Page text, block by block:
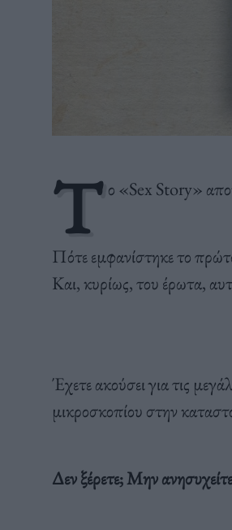
Τ ο «Sex Story»
Πότε εμφανίστηκε το
Και, κυρίως, του έρωτα,
Έχετε ακούσει για τις
μικροσκοπίου στην
Δεν ξέρετε; Μην